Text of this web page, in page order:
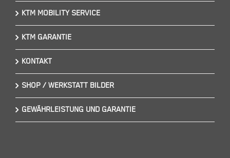
KTM MOBILITY SERVICE
KTM GARANTIE
KONTAKT
SHOP / WERKSTATT BILDER
GEWÄHRLEISTUNG UND GARANTIE